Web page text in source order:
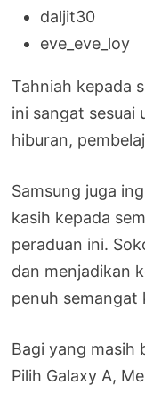
daljit30
eve_eve_loy
Tahniah kepada
ini sangat sesuai
hiburan,
Samsung juga
kasih kepada
peraduan ini.
dan menjadikan
penuh semangat
Bagi yang masih
Pilih Galaxy A,